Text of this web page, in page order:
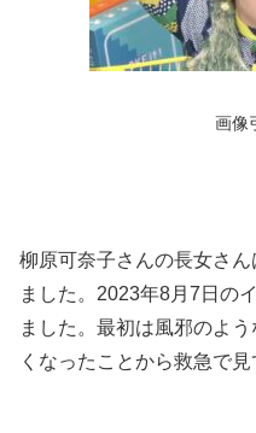
画像
柳原可奈子さんの長女さ
ました。2023年8月7日の
ました。最初は風邪のよ
くなったことから救急で